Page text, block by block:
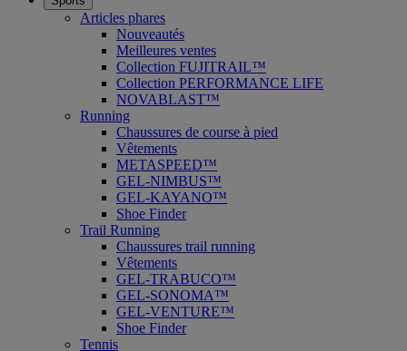
Articles phares
Nouveautés
Meilleures ventes
Collection FUJITRAIL™
Collection PERFORMANCE LIFE
NOVABLAST™
Running
Chaussures de course à pied
Vêtements
METASPEED™
GEL-NIMBUS™
GEL-KAYANO™
Shoe Finder
Trail Running
Chaussures trail running
Vêtements
GEL-TRABUCO™
GEL-SONOMA™
GEL-VENTURE™
Shoe Finder
Tennis